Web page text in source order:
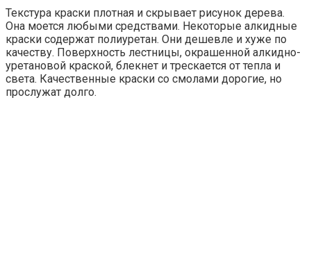
Текстура краски плотная и скрывает рисунок дерева.
Она моется любыми средствами. Некоторые алкидные
краски содержат полиуретан. Они дешевле и хуже по
качеству. Поверхность лестницы, окрашенной алкидно-
уретановой краской, блекнет и трескается от тепла и
света. Качественные краски со смолами дорогие, но
прослужат долго.